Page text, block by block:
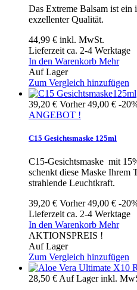
Das Extreme Balsam ist ein
exzellenter Qualität.
44,99 € inkl. MwSt.
Lieferzeit ca. 2-4 Werktage
In den Warenkorb Mehr
Auf Lager
Zum Vergleich hinzufügen
39,20 € Vorher49,00 € -
ANGEBOT !
C15 Gesichtsmaske 125ml
C15-Gesichtsmaske mit
schenkt diese Maske Ihrem
strahlende Leuchtkraft.
39,20 € Vorher49,00 € -
Lieferzeit ca. 2-4 Werktage
In den Warenkorb Mehr
AKTIONSPREIS !
Auf Lager
Zum Vergleich hinzufügen
28,50 € Auf Lagerinkl.